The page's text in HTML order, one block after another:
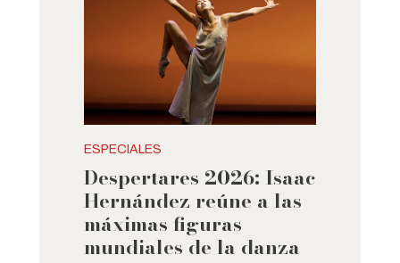
ESPECIALES
Despertares 2026: Isaac
Hernández reúne a las
máximas figuras
mundiales de la danza